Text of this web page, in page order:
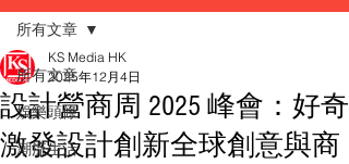
所有文章
娛樂頭條
潮流生活
所有文章
設計營商周 2025 峰會：好奇
激發設計創新全球創意與商
KS Media HK
2025年12月4日